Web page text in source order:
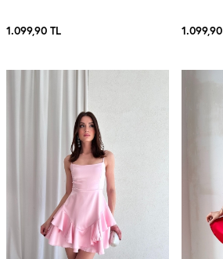
1.099,90 TL 1.099,90